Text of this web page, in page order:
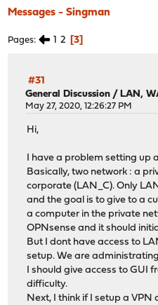
Messages - Singman
Pages 1 2 3
#31
General Discussion / LAN,
May 27, 2020, 12:26:27 PM
Hi,
I have a problem setting up
Basically, two network : a
corporate (LAN_C). Only
and the goal is to give to a
a computer in the private
OPNsense and it should
But I dont have access to
setup. We are
I should give access to GUI
difficulty.
Next, I think if I setup a